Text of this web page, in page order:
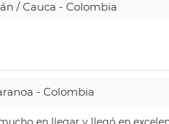
/ Cauca - Colombia
- Colombia